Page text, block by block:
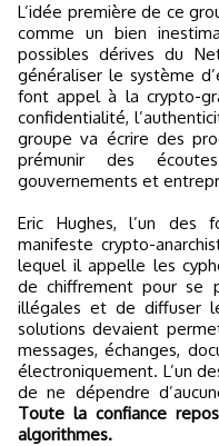
L’idée première de ce
comme un bien
possibles dérives du
généraliser le système
font appel à la crypto-
confidentialité,
groupe va écrire des
prémunir des
gouvernements et
Eric Hughes, l’un des
manifeste crypto-
lequel il appelle les
de chiffrement pour se
illégales et de diffuser
solutions devaient
messages, échanges,
électroniquement. L’un
de ne dépendre
Toute la confiance
algorithmes.